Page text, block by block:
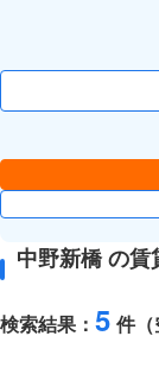
中野新橋 の
検索結果： 5 件